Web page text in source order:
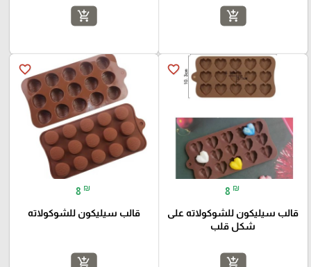
add_shopping_cart
add_shopping_cart
favorite_border
8 ₪
قالب سيليكون للشوكولاته على
شكل قلب
add_shopping_cart
favorite_border
8 ₪
قالب سيليكون للشوكولاته
add_shopping_cart